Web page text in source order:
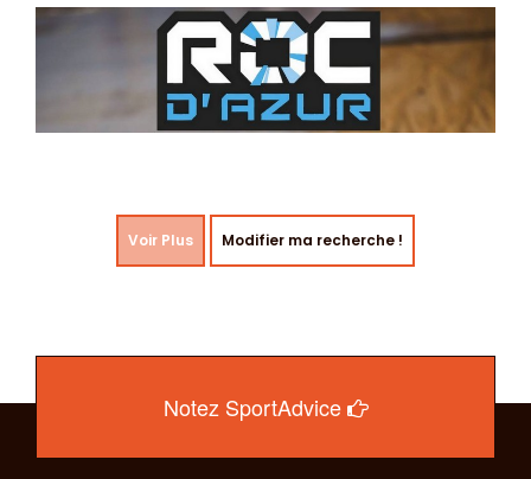
Voir Plus Modifier ma recherche !
Notez SportAdvice